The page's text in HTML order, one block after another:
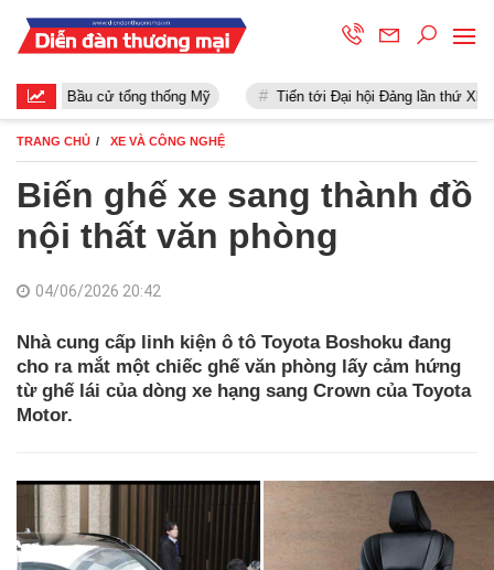
Bầu cử tổng thống Mỹ Tiến tới Đại hội Đảng lần thứ XIII
TRANG CHỦ XE VÀ CÔNG NGHỆ
Biến ghế xe sang thành đồ
nội thất văn phòng
04/06/2026 20:42
Nhà cung cấp linh kiện ô tô Toyota Boshoku đang
cho ra mắt một chiếc ghế văn phòng lấy cảm hứng
từ ghế lái của dòng xe hạng sang Crown của Toyota
Motor.